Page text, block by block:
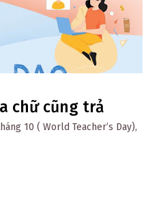
chữ cũng trả
10 ( World Teacher’s Day),